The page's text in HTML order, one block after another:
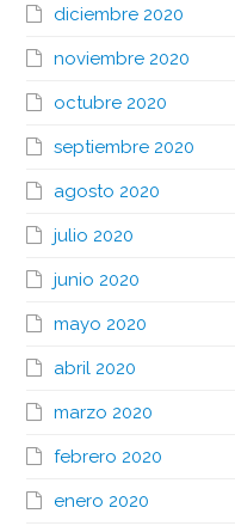
diciembre 2020
noviembre 2020
octubre 2020
septiembre 2020
agosto 2020
julio 2020
junio 2020
mayo 2020
abril 2020
marzo 2020
febrero 2020
enero 2020